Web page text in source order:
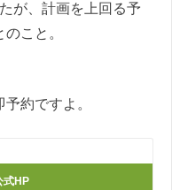
が、計画を上回る予
こと。
約ですよ。
式HP